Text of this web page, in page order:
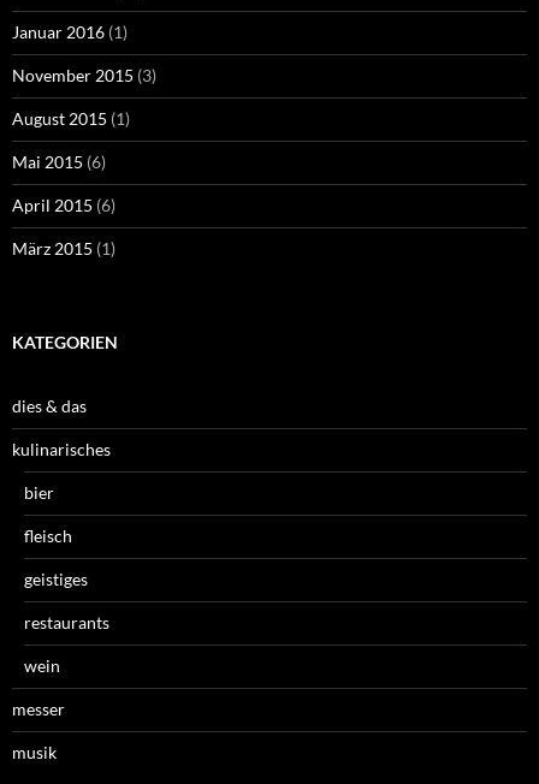
Januar 2016 (1)
November 2015 (3)
August 2015 (1)
Mai 2015 (6)
April 2015 (6)
März 2015 (1)
KATEGORIEN
dies & das
kulinarisches
bier
fleisch
geistiges
restaurants
wein
messer
musik